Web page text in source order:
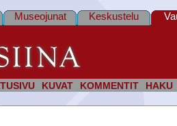
KUVAT KOMMENTIT HAKU
Museojunat Keskustelu